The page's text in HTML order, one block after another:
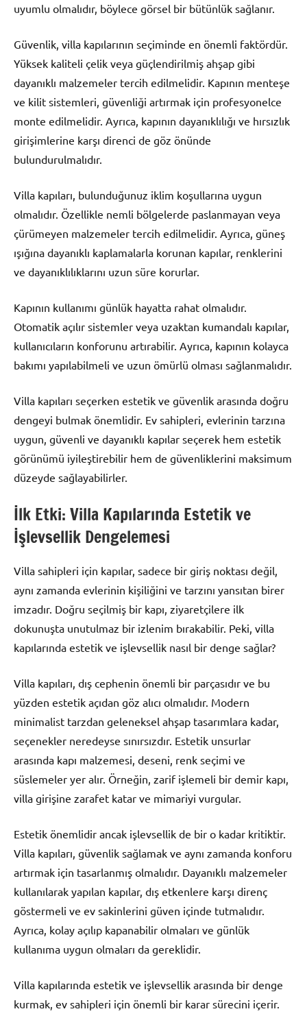
uyumlu olmalıdır, böylece görsel bir bütünlük sağlanır.
Güvenlik, villa kapılarının seçiminde en önemli faktördür.
Yüksek kaliteli çelik veya güçlendirilmiş ahşap gibi
dayanıklı malzemeler tercih edilmelidir. Kapının menteşe
ve kilit sistemleri, güvenliği artırmak için profesyonelce
monte edilmelidir. Ayrıca, kapının dayanıklılığı ve hırsızlık
girişimlerine karşı direnci de göz önünde
bulundurulmalıdır.
Villa kapıları, bulunduğunuz iklim koşullarına uygun
olmalıdır. Özellikle nemli bölgelerde paslanmayan veya
çürümeyen malzemeler tercih edilmelidir. Ayrıca, güneş
ışığına dayanıklı kaplamalarla korunan kapılar, renklerini
ve dayanıklılıklarını uzun süre korurlar.
Kapının kullanımı günlük hayatta rahat olmalıdır.
Otomatik açılır sistemler veya uzaktan kumandalı kapılar,
kullanıcıların konforunu artırabilir. Ayrıca, kapının kolayca
bakımı yapılabilmeli ve uzun ömürlü olması sağlanmalıdır.
Villa kapıları seçerken estetik ve güvenlik arasında doğru
dengeyi bulmak önemlidir. Ev sahipleri, evlerinin tarzına
uygun, güvenli ve dayanıklı kapılar seçerek hem estetik
görünümü iyileştirebilir hem de güvenliklerini maksimum
düzeyde sağlayabilirler.
İlk Etki: Villa Kapılarında Estetik ve
İşlevsellik Dengelemesi
Villa sahipleri için kapılar, sadece bir giriş noktası değil,
aynı zamanda evlerinin kişiliğini ve tarzını yansıtan birer
imzadır. Doğru seçilmiş bir kapı, ziyaretçilere ilk
dokunuşta unutulmaz bir izlenim bırakabilir. Peki, villa
kapılarında estetik ve işlevsellik nasıl bir denge sağlar?
Villa kapıları, dış cephenin önemli bir parçasıdır ve bu
yüzden estetik açıdan göz alıcı olmalıdır. Modern
minimalist tarzdan geleneksel ahşap tasarımlara kadar,
seçenekler neredeyse sınırsızdır. Estetik unsurlar
arasında kapı malzemesi, deseni, renk seçimi ve
süslemeler yer alır. Örneğin, zarif işlemeli bir demir kapı,
villa girişine zarafet katar ve mimariyi vurgular.
Estetik önemlidir ancak işlevsellik de bir o kadar kritiktir.
Villa kapıları, güvenlik sağlamak ve aynı zamanda konforu
artırmak için tasarlanmış olmalıdır. Dayanıklı malzemeler
kullanılarak yapılan kapılar, dış etkenlere karşı direnç
göstermeli ve ev sakinlerini güven içinde tutmalıdır.
Ayrıca, kolay açılıp kapanabilir olmaları ve günlük
kullanıma uygun olmaları da gereklidir.
Villa kapılarında estetik ve işlevsellik arasında bir denge
kurmak, ev sahipleri için önemli bir karar sürecini içerir.